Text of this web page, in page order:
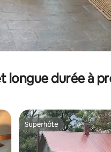
longue durée à
Superhôte
Superhôte